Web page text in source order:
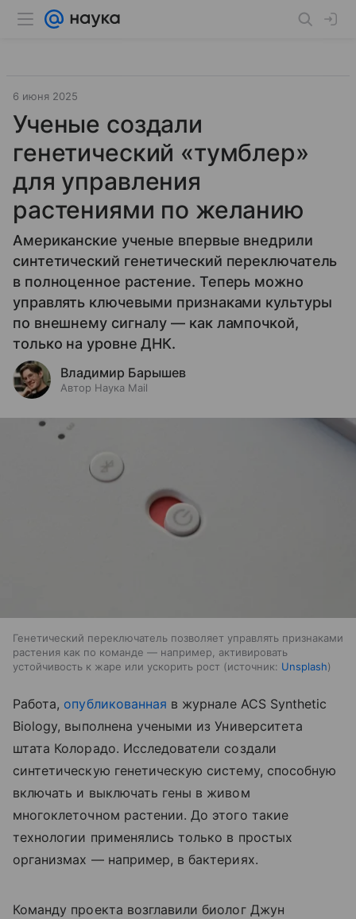
6 июня 2025
Ученые создали
генетический «тумблер»
для управления
растениями по желанию
Американские ученые впервые внедрили
синтетический генетический переключатель
в полноценное растение. Теперь можно
управлять ключевыми признаками культуры
по внешнему сигналу — как лампочкой,
только на уровне ДНК.
Владимир Барышев
Автор Наука Mail
Генетический переключатель позволяет управлять признаками
растения как по команде — например, активировать
устойчивость к жаре или ускорить рост
источник: Unsplash
Работа, опубликованная в журнале ACS Synthetic
Biology, выполнена учеными из Университета
штата Колорадо. Исследователи создали
синтетическую генетическую систему, способную
включать и выключать гены в живом
многоклеточном растении. До этого такие
технологии применялись только в простых
организмах — например, в бактериях.
Команду проекта возглавили биолог Джун